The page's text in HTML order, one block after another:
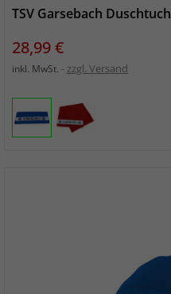
TSV Garsebach Duschtuch
Preis
28,99 €
inkl. MwSt. zzgl. Versand